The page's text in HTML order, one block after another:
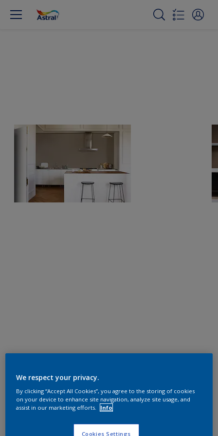
We respect your privacy.
By clicking “Accept All Cookies”, you agree to the storing of cookies
on your device to enhance site navigation, analyze site usage, and
assist in our marketing efforts.
Info
Cookies Settings